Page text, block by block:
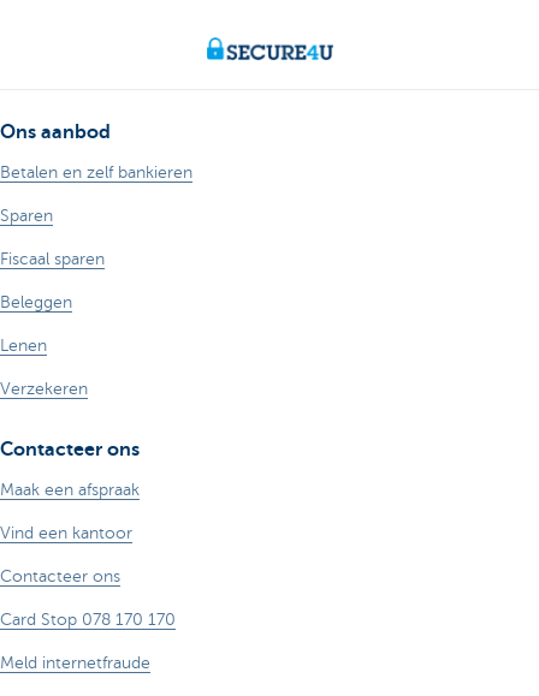
Ons aanbod
Betalen en zelf bankieren
Sparen
Fiscaal sparen
Beleggen
Lenen
Verzekeren
Contacteer ons
Maak een afspraak
Vind een kantoor
Contacteer ons
Card Stop 078 170 170
Meld internetfraude